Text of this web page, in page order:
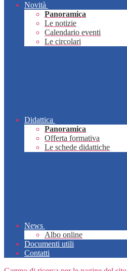
Novità
Panoramica
Le notizie
Calendario eventi
Le circolari
Didattica
Panoramica
Offerta formativa
Le schede didattiche
News
Albo online
Documenti utili
Contatti